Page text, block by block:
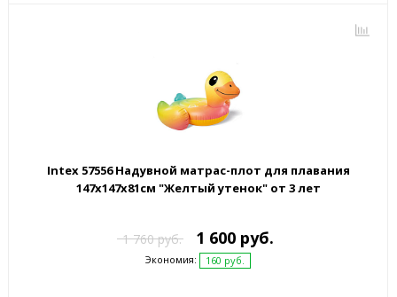
Intex 57556 Надувной матрас-плот для плавания
147х147x81см "Желтый утенок" от 3 лет
1 760 руб. 1 600 руб.
Экономия: 160 руб.